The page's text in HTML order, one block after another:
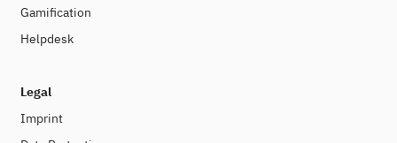
Gamification
Helpdesk
Legal
Imprint